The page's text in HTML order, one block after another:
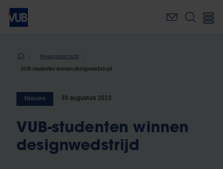
Overslaan
naar
inhoudKruimelpad
Nieuwsoverzicht
VUB-studenten winnen designwedstrijd
Nieuws 30 augustus 2023
VUB-studenten winnen
designwedstrijd